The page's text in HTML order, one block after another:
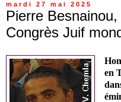
mardi 27 mai 2025
Pierre
Congrès Juif
en